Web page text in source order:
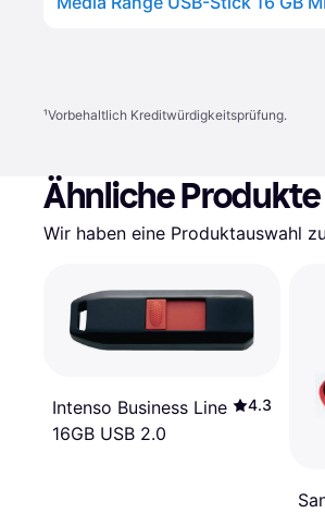
¹Vorbehaltlich Kreditwürdigkeitsprüfung.
Ähnliche Produkte
Wir haben eine Produktauswahl
Intenso Business Line
16GB USB 2.0
4.3